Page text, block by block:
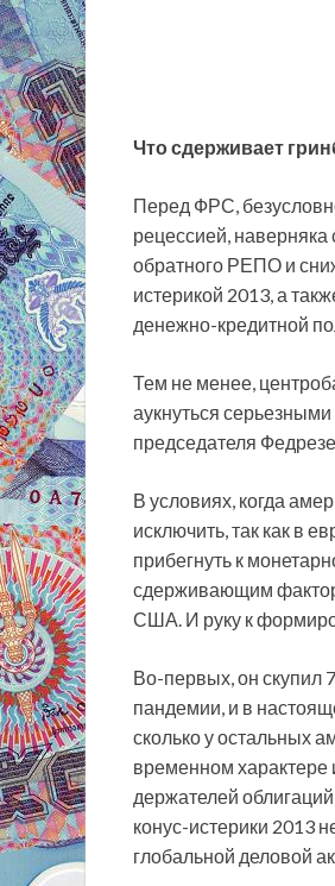
Что сдерживает
Перед ФРС,
рецессией,
обратного РЕПО и
истерикой 2013, а
денежно-кредитной
Тем не менее,
аукнуться
председателя
В условиях, когда
исключить, так как в
прибегнуть к
сдерживающим
США. И руку к
Во-первых, он скупил
пандемии, и в
сколько у остальных
временном характере
держателей
конус-истерики 2013
глобальной деловой